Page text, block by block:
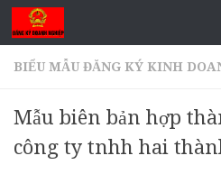
Skip to content
BIỂU MẪU ĐĂNG KÝ KINH
Mẫu biên bản hợp
công ty tnhh hai